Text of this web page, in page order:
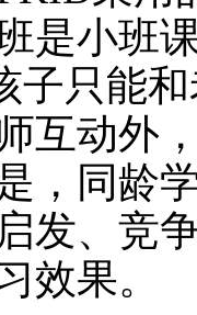
是小班
子只能
互动外
，同龄
发、竞
效果。